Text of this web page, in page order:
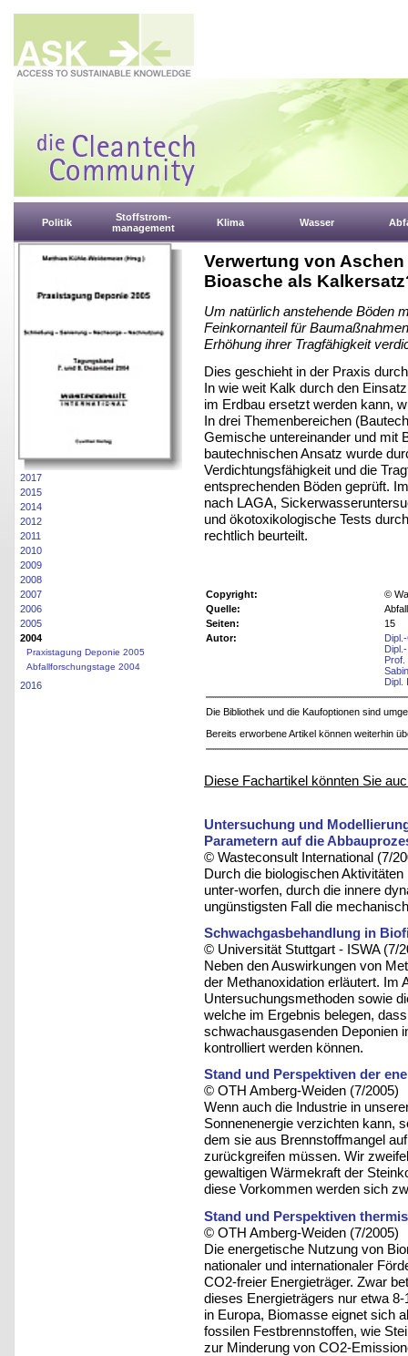
Politik
Stoffstrom-
management
Klima Wasser
2017
2015
2014
2012
2011
2010
2009
2008
2007
2006
2005
2004
Praxistagung Deponie 2005
Abfallforschungstage 2004
2016
Verwertung von
Bioasche als
Um natürlich anstehende Böden
Feinkornanteil für
Erhöhung ihrer Tragfähigkeit
Dies geschieht in der Praxis
In wie weit Kalk durch den
im Erdbau ersetzt werden kann,
In drei Themenbereichen
Gemische untereinander und mit
bautechnischen Ansatz wurde
Verdichtungsfähigkeit und die
entsprechenden Böden geprüft.
nach LAGA,
und ökotoxikologische Tests
rechtlich beurteilt.
Copyright:
©
Quelle:
Seiten:
15
Autor:
Dipl.
Die Bibliothek und die Kaufoptionen sind
Bereits erworbene Artikel können weiterhin
Diese Fachartikel könnten Sie
Untersuchung und
Parametern auf die
© Wasteconsult International (7/
Durch die biologischen
unter-worfen, durch die innere
ungünstigsten Fall die
Schwachgasbehandlung in
© Universität Stuttgart - ISWA (7/
Neben den Auswirkungen von
der Methanoxidation erläutert. Im
Untersuchungsmethoden sowie
welche im Ergebnis belegen,
schwachausgasenden Deponien
kontrolliert werden können.
Stand und Perspektiven der
© OTH Amberg-Weiden (7/2005)
Wenn auch die Industrie in
Sonnenenergie verzichten kann,
dem sie aus Brennstoffmangel
zurückgreifen müssen. Wir
gewaltigen Wärmekraft der
diese Vorkommen werden sich
Stand und Perspektiven
© OTH Amberg-Weiden (7/2005)
Die energetische Nutzung von
nationaler und internationaler
CO2-freier Energieträger. Zwar
dieses Energieträgers nur etwa
in Europa, Biomasse eignet sich
fossilen Festbrennstoffen, wie
zur Minderung von CO2-